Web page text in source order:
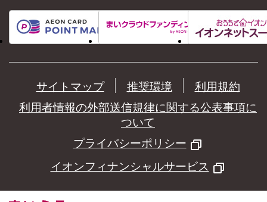
サイトマップ 推奨環境
利用規約
利用者情報の外部送信規律に関する公表事項に
ついて
プライバシーポリシー
イオンフィナンシャルサービス